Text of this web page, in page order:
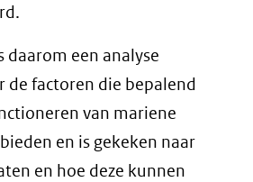
daarom een analyse
de factoren die bepalend
van mariene
en is gekeken naar
en hoe deze kunnen